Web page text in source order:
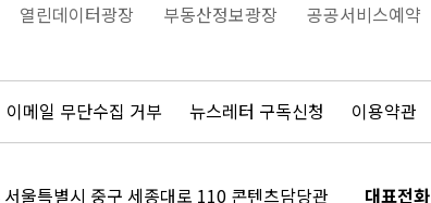
열린데이터광장 부동산정보광장 공공서비스예약
이메일 무단수집 거부 뉴스레터 구독신청 이용약관
울특별시 중구 세종대로 110 콘텐츠담당관 대표전화